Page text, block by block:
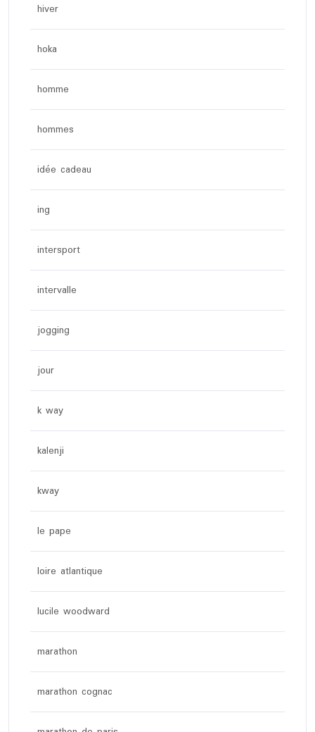
hiver
hoka
homme
hommes
idée cadeau
ing
intersport
intervalle
jogging
jour
k way
kalenji
kway
le pape
loire atlantique
lucile woodward
marathon
marathon cognac